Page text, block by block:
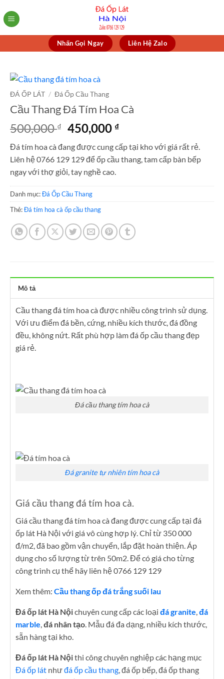
to
Nhấn Gọi Ngay Liên Hệ Zalo
ĐÁ ỐP LÁT / Đá Ốp Cầu Thang
Cầu Thang Đá Tím Hoa Cà
500,000₫ Giá
là:
500,000 ₫.
450,000 ₫Giá
hiện
tại
là:
Đá tím hoa cà đang được cung cấp tại kho với giá rất rẻ.
Liên hệ 0766 129 129 để ốp cầu thang, tam cấp bàn bếp
ngay với thợ giỏi, tay nghề cao.
Danh mục:Đá Ốp Cầu Thang
Thẻ:Đá tím hoa cà ốp cầu thang
Mô tả
Cầu thang đá tím hoa cà được nhiều công trình sử dụng.
Với ưu điểm đá bền, cứng, nhiều kích thước, đá đồng
đều, không nứt. Rất phù hợp làm đá ốp cầu thang đẹp
giá rẻ.
Đá cầu thang tím hoa cà
Đá granite tự nhiên tím hoa cà
Giá cầu thang đá tím hoa cà.
Giá cầu thang đá tím hoa cà đang được cung cấp tại đá
ốp lát Hà Nội với giá vô cùng hợp lý. Chỉ từ 350 000
đ/m2, đã bao gồm vận chuyển, lắp đặt hoàn thiện. Áp
dụng cho số lượng từ trên 50m2. Để có giá cho từng
công trình cụ thể hãy liên hệ 0766 129 129
Xem thêm: Cầu thang ốp đá trắng suối lau
Đá ốp lát Hà Nộichuyên cung cấp các loại đá granite đá
marble đá nhân tạo . Mẫu đá đa dạng, nhiều kích thước,
sẵn hàng tại kho.
Đá ốp lát Hà Nộithi công chuyên nghiệp các hạng mục
Đá ốp lát nhưđá ốp cầu thang , đá ốp bếp, đá ốp thang